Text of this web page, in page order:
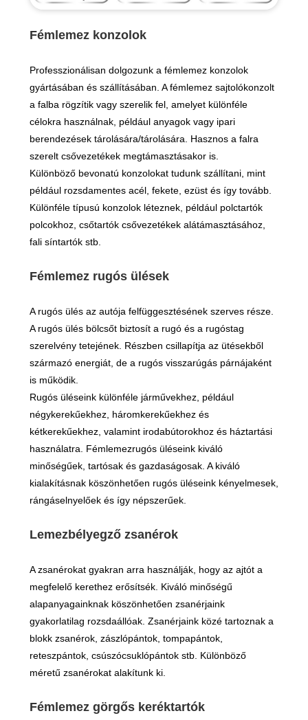
Fémlemez konzolok
Professzionálisan dolgozunk a fémlemez konzolok
gyártásában és szállításában. A fémlemez sajtolókonzolt
a falba rögzítik vagy szerelik fel, amelyet különféle
célokra használnak, például anyagok vagy ipari
berendezések tárolására/tárolására. Hasznos a falra
szerelt csővezetékek megtámasztásakor is.
Különböző bevonatú konzolokat tudunk szállítani, mint
például rozsdamentes acél, fekete, ezüst és így tovább.
Különféle típusú konzolok léteznek, például polctartók
polcokhoz, csőtartók csővezetékek alátámasztásához,
fali síntartók stb.
Fémlemez rugós ülések
A rugós ülés az autója felfüggesztésének szerves része.
A rugós ülés bölcsőt biztosít a rugó és a rugóstag
szerelvény tetejének. Részben csillapítja az ütésekből
származó energiát, de a rugós visszarúgás párnájaként
is működik.
Rugós üléseink különféle járművekhez, például
négykerekűekhez, háromkerekűekhez és
kétkerekűekhez, valamint irodabútorokhoz és háztartási
használatra. Fémlemezrugós üléseink kiváló
minőségűek, tartósak és gazdaságosak. A kiváló
kialakításnak köszönhetően rugós üléseink kényelmesek,
rángáselnyelőek és így népszerűek.
Lemezbélyegző zsanérok
A zsanérokat gyakran arra használják, hogy az ajtót a
megfelelő kerethez erősítsék. Kiváló minőségű
alapanyagainknak köszönhetően zsanérjaink
gyakorlatilag rozsdaállóak. Zsanérjaink közé tartoznak a
blokk zsanérok, zászlópántok, tompapántok,
reteszpántok, csúszócsuklópántok stb. Különböző
méretű zsanérokat alakítunk ki.
Fémlemez görgős keréktartók